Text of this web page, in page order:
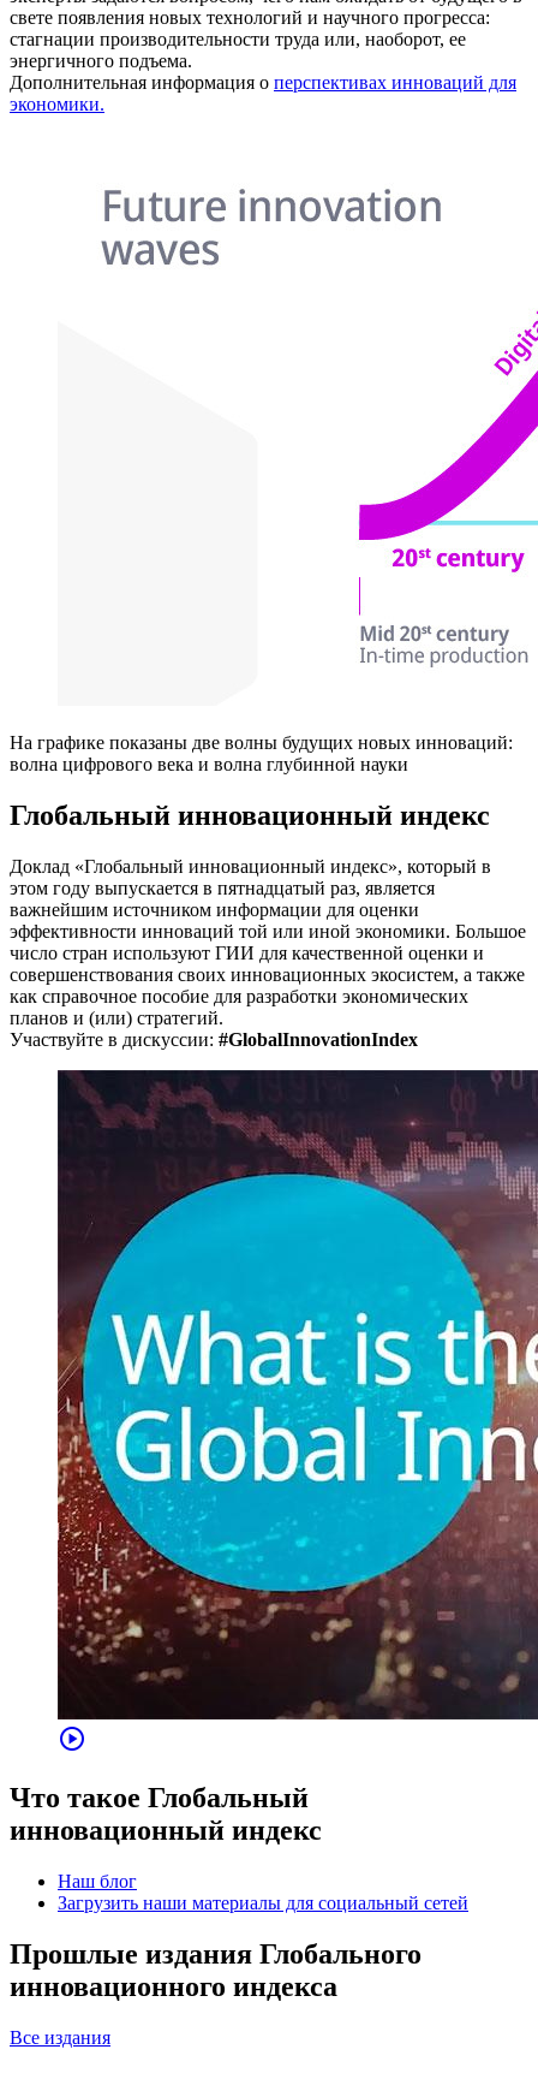
свете появления новых технологий и научного прогресса:
стагнации производительности труда или, наоборот, ее
энергичного подъема.
Дополнительная информация о перспективах инноваций для
экономики.
На графике показаны две волны будущих новых инноваций:
волна цифрового века и волна глубинной науки
Глобальный инновационный индекс
Доклад «Глобальный инновационный индекс», который в
этом году выпускается в пятнадцатый раз, является
важнейшим источником информации для оценки
эффективности инноваций той или иной экономики. Большое
число стран используют ГИИ для качественной оценки и
совершенствования своих инновационных экосистем, а также
как справочное пособие для разработки экономических
планов и (или) стратегий.
Участвуйте в дискуссии: #GlobalInnovationIndex
play_circle
Что такое Глобальный
инновационный индекс
Наш блог
Загрузить наши материалы для социальный сетей
Прошлые издания Глобального
инновационного индекса
Все издания